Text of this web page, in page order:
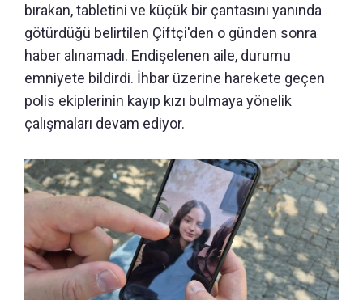
bırakan, tabletini ve küçük bir çantasını yanında
götürdüğü belirtilen Çiftçi'den o günden sonra
haber alınamadı. Endişelenen aile, durumu
emniyete bildirdi. İhbar üzerine harekete geçen
polis ekiplerinin kayıp kızı bulmaya yönelik
çalışmaları devam ediyor.